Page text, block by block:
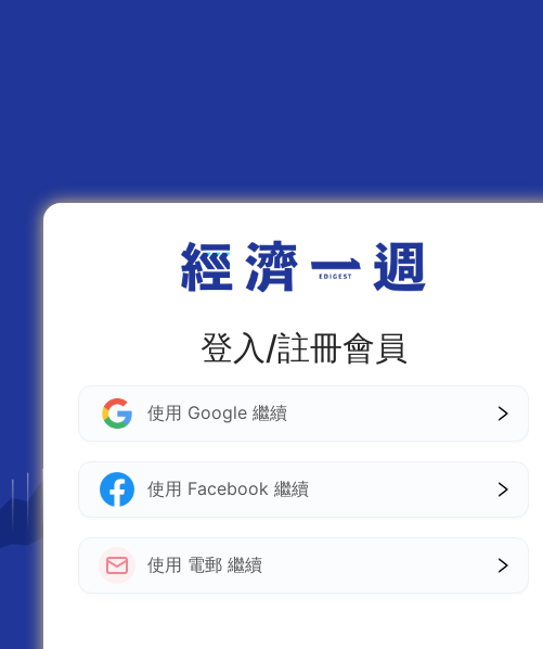
登入/註冊會員
使用 Google 繼續
使用 Facebook 繼續
使用 電郵 繼續